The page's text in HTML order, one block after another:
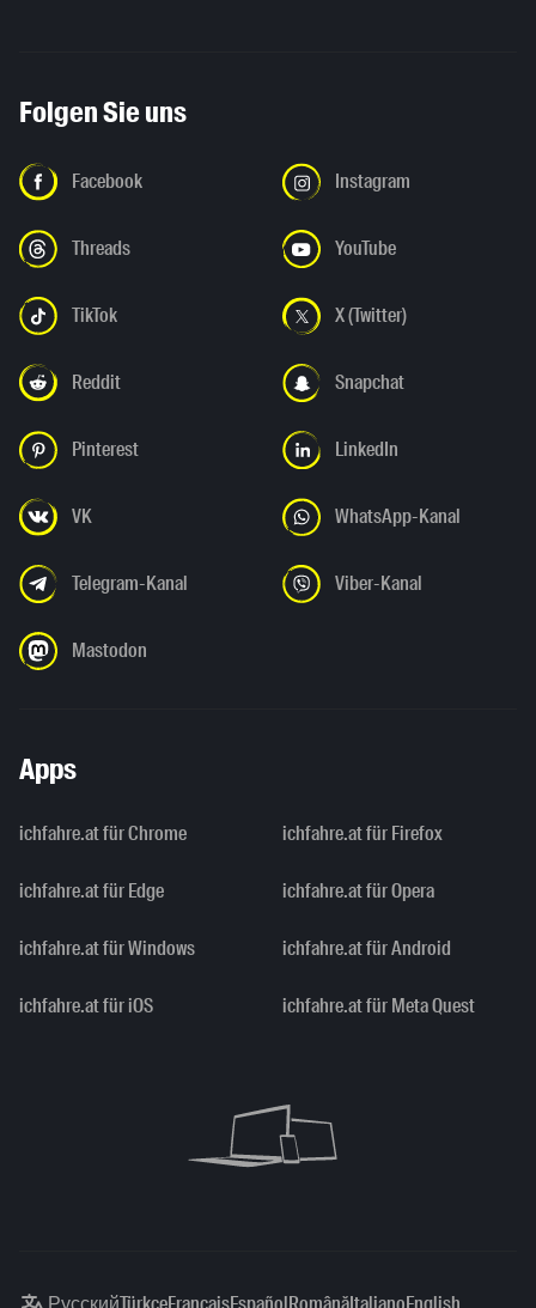
Folgen Sie uns
Facebook Instagram
Threads YouTube
TikTok X (Twitter)
Reddit Snapchat
Pinterest LinkedIn
VK WhatsApp-Kanal
Telegram-Kanal Viber-Kanal
Mastodon
Apps
ichfahre.at für Chrome ichfahre.at für Firefox
ichfahre.at für Edge ichfahre.at für Opera
ichfahre.at für Windows ichfahre.at für Android
ichfahre.at für iOS ichfahre.at für Meta Quest